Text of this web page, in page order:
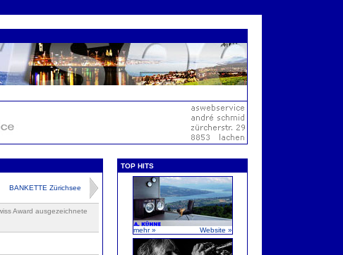
BANKETTE Zürichsee
Award ausgezeichnete
TOP HITS
mehr » Website »